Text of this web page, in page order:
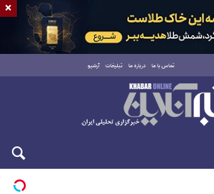
تماس با ما درباره ما تبلیغات آرشیو
شنبه ۱۷ مرداد ۱۴۰۵
×